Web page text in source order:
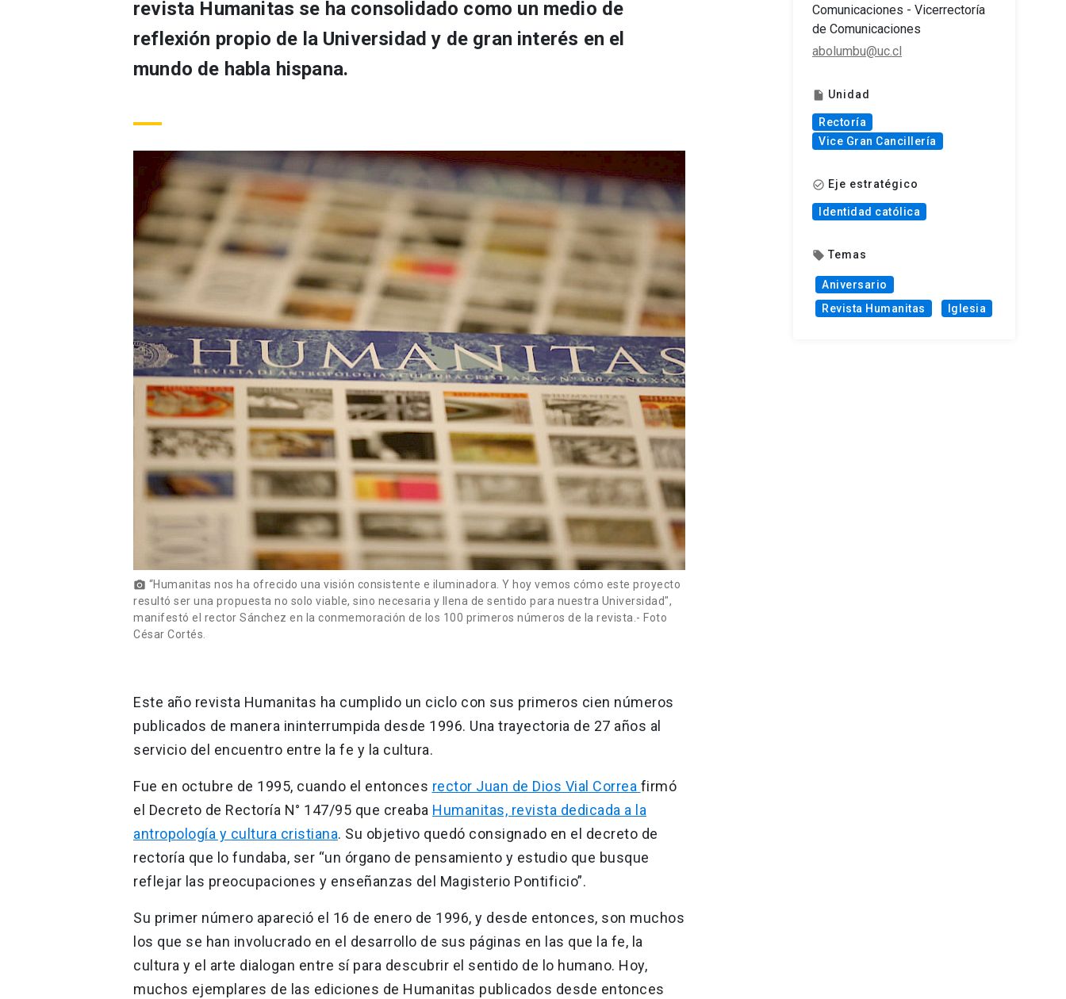
revista Humanitas se ha consolidado como un medio de
reflexión propio de la Universidad y de gran interés en el
mundo de habla hispana.
photo_camera “Humanitas nos ha ofrecido una visión consistente e iluminadora. Y hoy vemos cómo este proyecto
resultó ser una propuesta no solo viable, sino necesaria y llena de sentido para nuestra Universidad",
manifestó el rector Sánchez en la conmemoración de los 100 primeros números de la revista.- Foto
César Cortés.
Este año revista Humanitas ha cumplido un ciclo con sus primeros cien números
publicados de manera ininterrumpida desde 1996. Una trayectoria de 27 años al
servicio del encuentro entre la fe y la cultura.
Fue en octubre de 1995, cuando el entonces rector Juan de Dios Vial Correa firmó
el Decreto de Rectoría N° 147/95 que creaba Humanitas, revista dedicada a la
antropología y cultura cristiana. Su objetivo quedó consignado en el decreto de
rectoría que lo fundaba, ser “un órgano de pensamiento y estudio que busque
reflejar las preocupaciones y enseñanzas del Magisterio Pontificio”.
Su primer número apareció el 16 de enero de 1996, y desde entonces, son muchos
los que se han involucrado en el desarrollo de sus páginas en las que la fe, la
cultura y el arte dialogan entre sí para descubrir el sentido de lo humano. Hoy,
muchos ejemplares de las ediciones de Humanitas publicados desde entonces
Comunicaciones - Vicerrectoría
de Comunicaciones
abolumbu@uc.cl
insert_drive_file Unidad
Rectoría
Vice Gran Cancillería
check_circle_outline Eje estratégico
Identidad católica
local_offer Temas
Aniversario
Revista Humanitas
Iglesia